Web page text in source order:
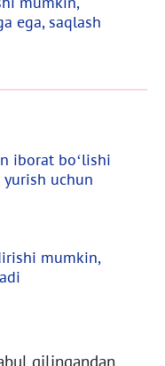
ega, saqlash
iborat bo‘lishi
uchun
mumkin,